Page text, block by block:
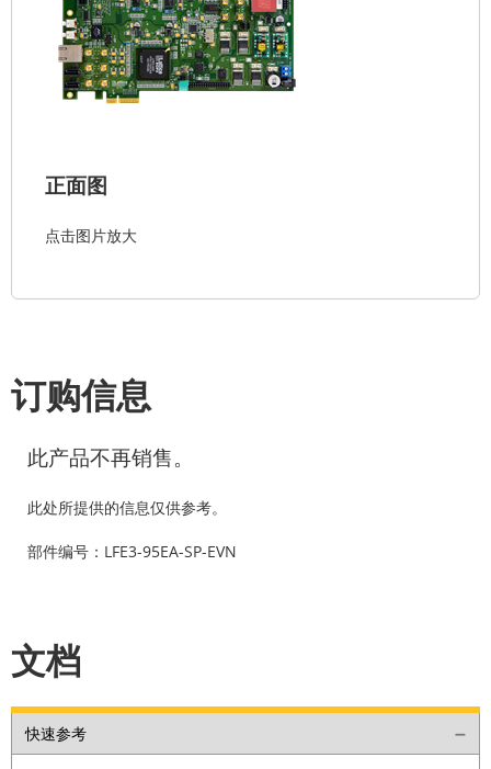
正面图
点击图片放大
订购信息
此产品不再销售。
此处所提供的信息仅供参考。
部件编号：LFE3-95EA-SP-EVN
文档
快速参考